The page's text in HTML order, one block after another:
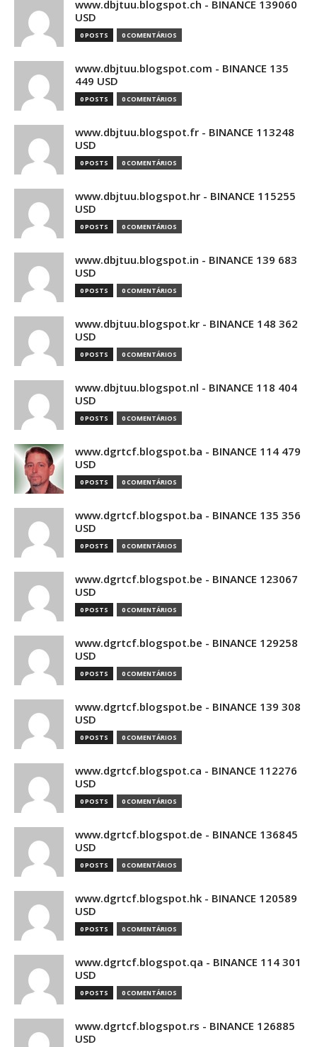
www.dbjtuu.blogspot.ch - BINANCE 139060
USD
0 POSTS 0 COMENTÁRIOS
www.dbjtuu.blogspot.com - BINANCE 135
449 USD
0 POSTS 0 COMENTÁRIOS
www.dbjtuu.blogspot.fr - BINANCE 113248
USD
0 POSTS 0 COMENTÁRIOS
www.dbjtuu.blogspot.hr - BINANCE 115255
USD
0 POSTS 0 COMENTÁRIOS
www.dbjtuu.blogspot.in - BINANCE 139 683
USD
0 POSTS 0 COMENTÁRIOS
www.dbjtuu.blogspot.kr - BINANCE 148 362
USD
0 POSTS 0 COMENTÁRIOS
www.dbjtuu.blogspot.nl - BINANCE 118 404
USD
0 POSTS 0 COMENTÁRIOS
www.dgrtcf.blogspot.ba - BINANCE 114 479
USD
0 POSTS 0 COMENTÁRIOS
www.dgrtcf.blogspot.ba - BINANCE 135 356
USD
0 POSTS 0 COMENTÁRIOS
www.dgrtcf.blogspot.be - BINANCE 123067
USD
0 POSTS 0 COMENTÁRIOS
www.dgrtcf.blogspot.be - BINANCE 129258
USD
0 POSTS 0 COMENTÁRIOS
www.dgrtcf.blogspot.be - BINANCE 139 308
USD
0 POSTS 0 COMENTÁRIOS
www.dgrtcf.blogspot.ca - BINANCE 112276
USD
0 POSTS 0 COMENTÁRIOS
www.dgrtcf.blogspot.de - BINANCE 136845
USD
0 POSTS 0 COMENTÁRIOS
www.dgrtcf.blogspot.hk - BINANCE 120589
USD
0 POSTS 0 COMENTÁRIOS
www.dgrtcf.blogspot.qa - BINANCE 114 301
USD
0 POSTS 0 COMENTÁRIOS
www.dgrtcf.blogspot.rs - BINANCE 126885
USD